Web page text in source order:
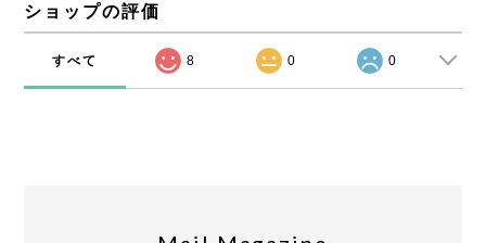
ショップの評価
すべて 8 0 0